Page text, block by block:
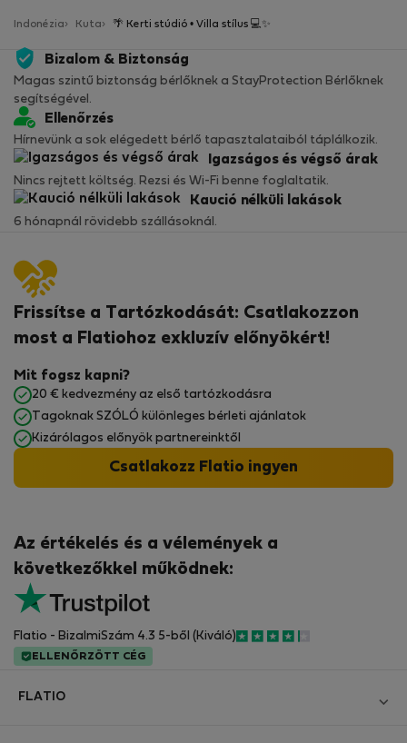
Indonézia Kuta 🌴 Kerti stúdió • Villa stílus 💻✨
Bizalom & Biztonság
Magas szintű biztonság bérlőknek a StayProtection Bérlőknek
segítségével.
Ellenőrzés
Hírnevünk a sok elégedett bérlő tapasztalataiból táplálkozik.
Igazságos és végső árak
Nincs rejtett költség. Rezsi és Wi-Fi benne foglaltatik.
Kaució nélküli lakások
6 hónapnál rövidebb szállásoknál.
Az értékelés és a vélemények a
következőkkel működnek:
Flatio - BizalmiSzám 4.3 5-ből (Kiváló)
ELLENŐRZÖTT CÉG
Frissítse a Tartózkodását: Csatlakozzon
most a Flatiohoz exkluzív előnyökért!
Mit fogsz kapni?
20 € kedvezmény az első tartózkodásra
Tagoknak SZÓLÓ különleges bérleti ajánlatok
Kizárólagos előnyök partnereinktől
Csatlakozz Flatio ingyen
FLATIO